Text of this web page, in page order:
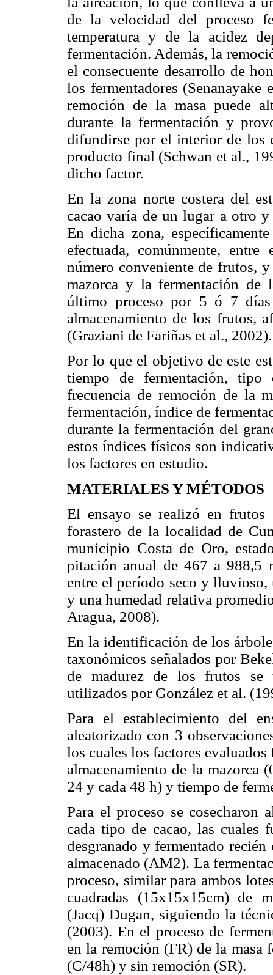
de la velocidad del proceso
temperatura y de la acidez
fermentación. Además, la
el consecuente desarrollo de
los fermen­tadores
remoción de la masa puede
durante la fermen­tación y
difundirse por el interior de los
producto final (Schwan et al.,
dicho factor.
En la zona norte costera del
cacao varía de un lugar a otro
En dicha zona,
efectuada, comúnmente,
número conveniente de frutos,
mazorca y la fermentación de
último proceso por 5 ó 7
almacenamiento de los frutos,
(Graziani de Fariñas et al., 2002).
Por lo que el objetivo de este
tiempo de fermentación, tipo
frecuencia de remoción de la
fermentación, índice de
durante la fermentación del
estos índices físicos son
los factores en estudio.
MATERIALES Y MÉTODOS
El ensayo se realizó en
forastero de la localidad de
municipio Costa de Oro,
pitación anual de 467 a 988,5
entre el período seco y lluvioso,
y una humedad relativa
Aragua, 2008).
En la identificación de los
taxonómicos señalados por
de madurez de los frutos se
utilizados por González et al.
Para el establecimiento del
aleatorizado con 3
los cuales los factores
almacenamiento de la mazorca
24 y cada 48 h) y tiempo de
Para el proceso se cosecharon
cada tipo de cacao, las
desgranado y fermen­tado
almacenado (AM2). La
proceso, similar para ambos
cuadradas (15x15x15cm) de
(Jacq) Dugan, siguiendo la
(2003). En el proceso de
en la remoción (FR) de la masa
(C/48h) y sin remoción (SR).